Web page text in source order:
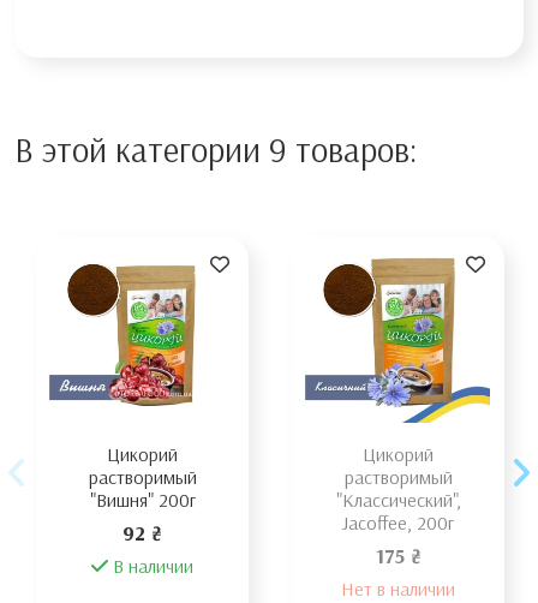
В этой категории 9 товаров:
Цикорий
растворимый
"Вишня" 200г
92 ₴
В наличии
Цикорий
растворимый
"Классический",
Jacoffee, 200г
175 ₴
Нет в наличии